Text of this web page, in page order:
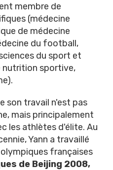
membre de
(médecine
de médecine
du football,
du sport et
nutrition sportive,
son travail n'est pas
mais principalement
les athlètes d'élite. Au
Yann a travaillé
françaises
de Beijing 2008,